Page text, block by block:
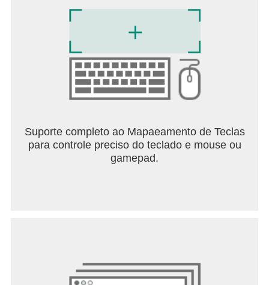
The Ants: Underground Kingdom é um jogo de
estratégia gratuito, mas há alguns itens no jogo
que você pode obter e usar pagando. Sujeito aos
usuário, você deve ter pelo menos 3 anos para
experimentar The Ants: Underground Kingdom.
Ao mesmo tempo, uma rede conectável é
Suporte completo ao Mapaeamento de Teclas
para controle preciso do teclado e mouse ou
gamepad.